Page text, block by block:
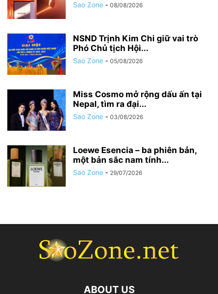
Sao Zone - 08/08/2026
NSND Trịnh Kim Chi giữ vai trò
Phó Chủ tịch Hội...
Sao Zone - 05/08/2026
Miss Cosmo mở rộng dấu ấn tại
Nepal, tìm ra đại...
Sao Zone - 03/08/2026
Loewe Esencia – ba phiên bản,
một bản sắc nam tính...
Sao Zone - 29/07/2026
ABOUT US